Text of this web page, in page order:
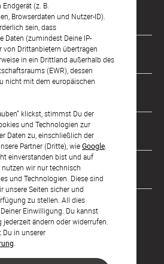
(z. B.
Browserdaten und Nutzer-ID).
sein, dass
Daten (zumindest Deine IP-
von Drittanbietern übertragen
in ein Drittland außerhalb des
(EWR), dessen
nicht mit dem europäischen
klickst, stimmst Du der
und Technologien zur
Daten zu, einschließlich der
Partner (Dritte), wieGoogle
einverstanden bist und auf
nutzen wir nur technisch
und Technologien. Diese sind
unsere Seiten sicher und
zu stellen. All dies
Einwilligung. Du kannst
ändern oder widerrufen.
Du in unserer
Uhr